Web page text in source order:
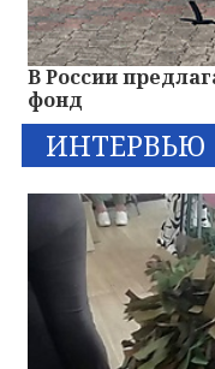
В России
фонд
ИНТЕРВЬЮ